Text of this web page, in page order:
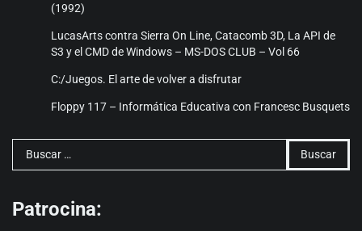
(1992)
LucasArts contra Sierra On Line, Catacomb 3D, La API de
S3 y el CMD de Windows – MS-DOS CLUB – Vol 66
C:/Juegos. El arte de volver a disfrutar
Floppy 117 – Informática Educativa con Francesc Busquets
Buscar:
Patrocina: